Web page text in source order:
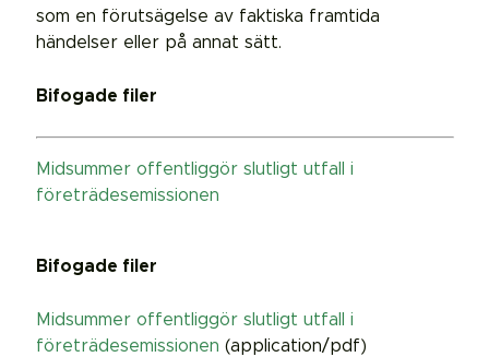
som en förutsägelse av faktiska framtida
händelser eller på annat sätt.
Bifogade filer
Midsummer offentliggör slutligt utfall i
företrädesemissionen
Bifogade filer
Midsummer offentliggör slutligt utfall i
företrädesemissionen (application/pdf)